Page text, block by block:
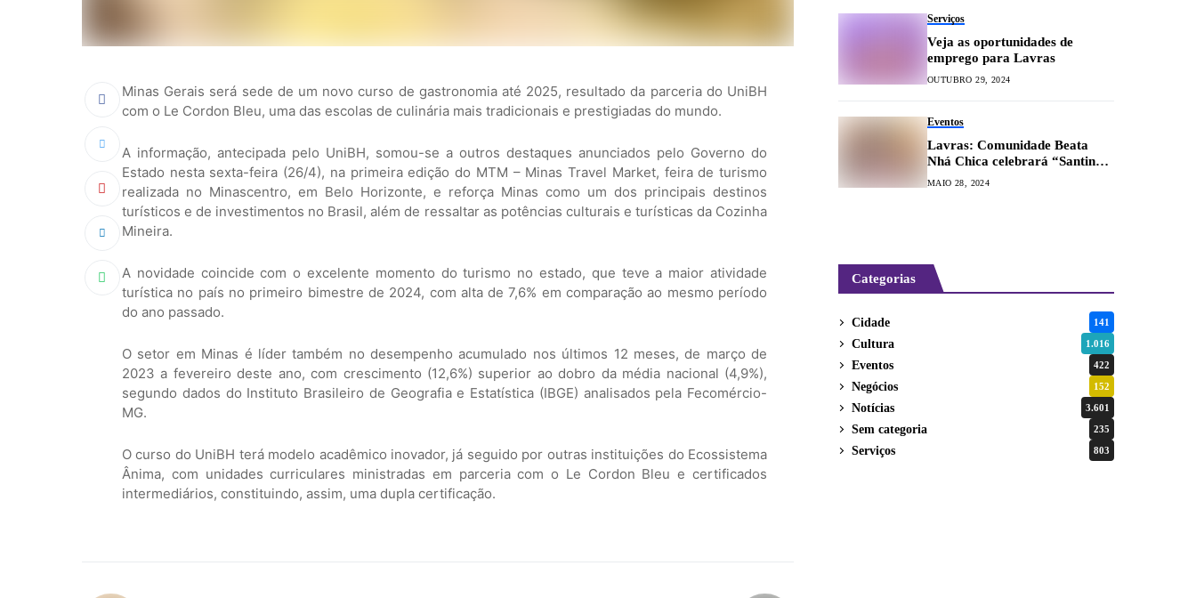
Minas Gerais será sede de um novo curso de gastronomia até 2025, resultado da parceria do UniBH
com o Le Cordon Bleu, uma das escolas de culinária mais tradicionais e prestigiadas do mundo.
A informação, antecipada pelo UniBH, somou-se a outros destaques anunciados pelo Governo do
Estado nesta sexta-feira (26/4), na primeira edição do MTM – Minas Travel Market, feira de turismo
realizada no Minascentro, em Belo Horizonte, e reforça Minas como um dos principais destinos
turísticos e de investimentos no Brasil, além de ressaltar as potências culturais e turísticas da Cozinha
Mineira.
A novidade coincide com o excelente momento do turismo no estado, que teve a maior atividade
turística no país no primeiro bimestre de 2024, com alta de 7,6% em comparação ao mesmo período
do ano passado.
O setor em Minas é líder também no desempenho acumulado nos últimos 12 meses, de março de
2023 a fevereiro deste ano, com crescimento (12,6%) superior ao dobro da média nacional (4,9%),
segundo dados do Instituto Brasileiro de Geografia e Estatística (IBGE) analisados pela Fecomércio-
MG.
O curso do UniBH terá modelo acadêmico inovador, já seguido por outras instituições do Ecossistema
Ânima, com unidades curriculares ministradas em parceria com o Le Cordon Bleu e certificados
intermediários, constituindo, assim, uma dupla certificação.
Serviços
Veja as oportunidades de
emprego para Lavras
OUTUBRO 29, 2024
Eventos
Lavras: Comunidade Beata
Nhá Chica celebrará “Santinha
de Baependi”
MAIO 28, 2024
Categorias
Cidade 141
Cultura 1.016
Eventos 422
Negócios 152
Notícias 3.601
Sem categoria 235
Serviços 803